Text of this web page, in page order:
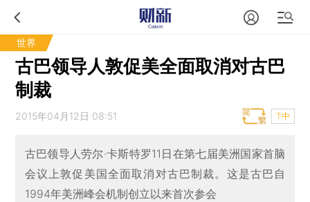
世界
古巴领导人敦促美全面取消对古巴
制裁
2015年04月12日 08:51 T中
古巴领导人劳尔·卡斯特罗11日在第七届美洲国家首脑
会议上敦促美国全面取消对古巴制裁。这是古巴自
1994年美洲峰会机制创立以来首次参会